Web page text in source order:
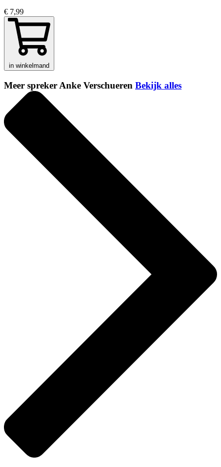
€ 7,99
in winkelmand
Meer spreker Anke Verschueren Bekijk alles